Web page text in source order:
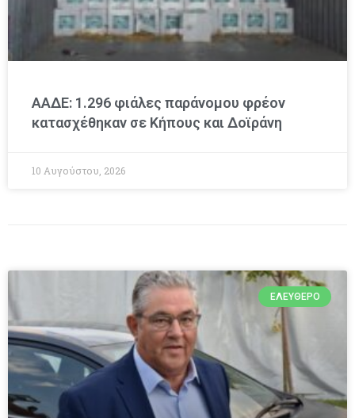
ΑΑΔΕ: 1.296 φιάλες παράνομου φρέον
κατασχέθηκαν σε Κήπους και Δοϊράνη
10 Αυγούστου, 2026
ΕΛΕΎΘΕΡΟ